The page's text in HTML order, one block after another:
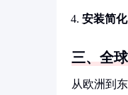
安装简化
三、全
从欧洲到